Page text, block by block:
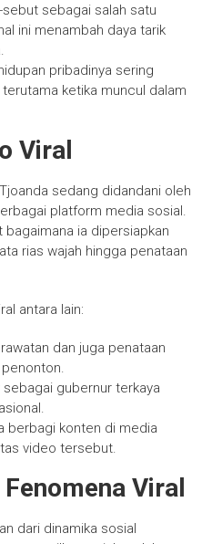
sebut sebagai salah satu
ini menambah daya tarik
pribadinya sering
ketika muncul dalam
Viral
sedang didandani oleh
platform media sosial.
ia dipersiapkan
rias wajah hingga penataan
antara lain:
dan juga penataan
gubernur terkaya
berbagi konten di media
video tersebut.
Viral
dari dinamika sosial